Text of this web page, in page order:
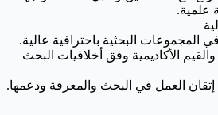
علمية.
والقيم الأكاديمية وفق أخلاقيات البحث